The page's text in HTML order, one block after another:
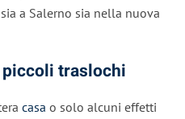
a Salerno sia nella nuova
traslochi
casa o solo alcuni effetti